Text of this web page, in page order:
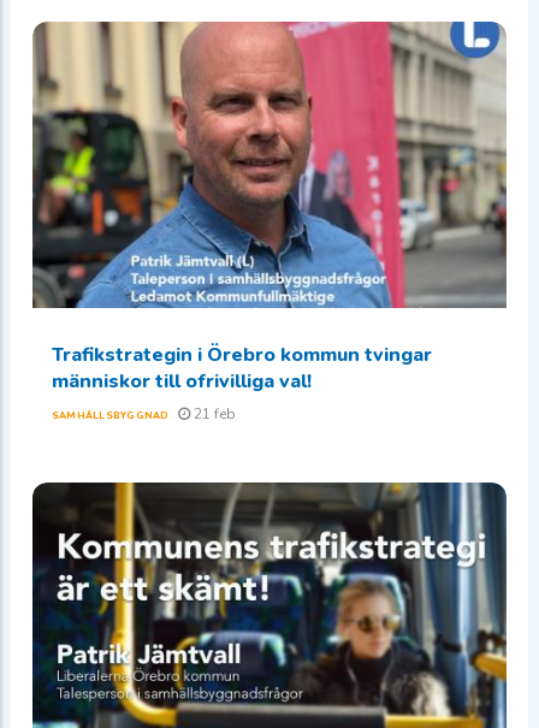
Trafikstrategin i Örebro kommun tvingar
människor till ofrivilliga val!
SAMHÄLLSBYGGNAD 21 feb